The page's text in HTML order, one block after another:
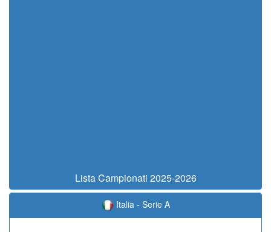
Lista Campionati 2025-2026
Italia - Serie A